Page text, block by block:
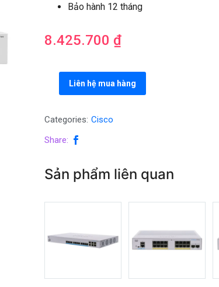
Bảo hành 12 tháng
8.425.700 ₫
Liên hệ mua hàng
Categories: Cisco
Share:
Sản phẩm liên quan